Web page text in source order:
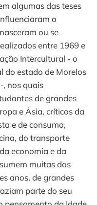
algumas das teses
o
ou se
entre 1969 e
Intercultural - o
do estado de Morelos
, nos quais
de grandes
e Ásia, críticos da
e de consumo,
do transporte
economia e da
muitas das
anos, de grandes
parte do seu